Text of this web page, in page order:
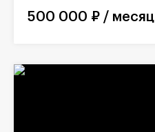
500 000 ₽ / месяц